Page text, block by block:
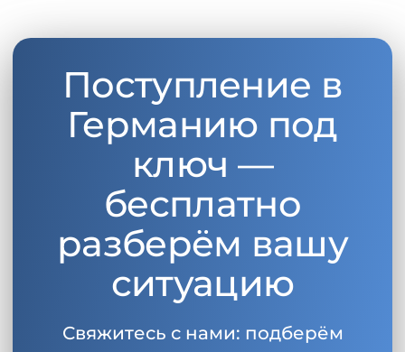
Поступление в
Германию под
ключ —
бесплатно
разберём вашу
ситуацию
Свяжитесь с нами: подберём